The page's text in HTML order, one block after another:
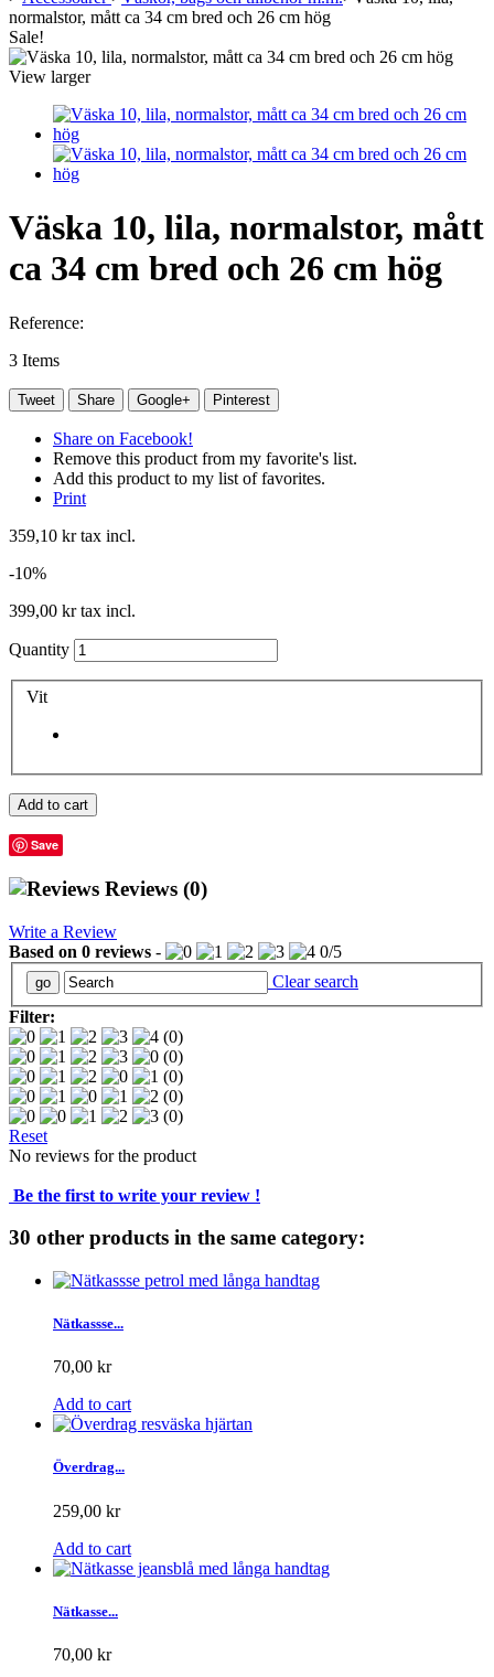
normalstor, mått ca 34 cm bred och 26 cm hög
Sale!
View larger
Väska 10, lila, normalstor, mått
ca 34 cm bred och 26 cm hög
Reference:
3 Items
Tweet Share Google+ Pinterest
Share on Facebook!
Remove this product from my favorite's list.
Add this product to my list of favorites.
Print
359,10 krtax incl.
-10%
399,00 krtax incl.
Quantity
Vit
Add to cart
Save
Reviews (0)
Write a Review
Based on 0 reviews - 0/5
Clear search
Filter:
(0)
(0)
(0)
(0)
(0)
Reset
No reviews for the product
Be the first to write your review !
30 other products in the same category:
Nätkassse...
70,00 kr
Add to cart
Överdrag...
259,00 kr
Add to cart
Nätkasse...
70,00 kr